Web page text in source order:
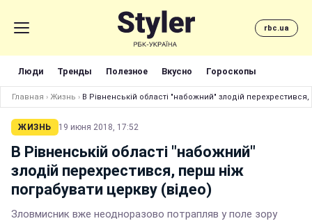
rbc.ua
Люди Тренды Полезное Вкусно Гороскопы
Главная › Жизнь › В Рівненській області "набожний" злодій
ЖИЗНЬ 19 июня 2018, 17:52
В Рівненській області "набожний"
злодій перехрестився, перш ніж
пограбувати церкву (відео)
Зловмисник вже неодноразово потрапляв у поле зору